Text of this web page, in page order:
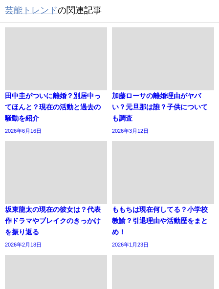
芸能トレンドの関連記事
田中圭がついに離婚？別居中っ
てほんと？現在の活動と過去の
騒動を紹介
2026年6月16日
加藤ローサの離婚理由がヤバ
い？元旦那は誰？子供について
も調査
2026年3月12日
坂東龍太の現在の彼女は？代表
作ドラマやブレイクのきっかけ
を振り返る
2026年2月18日
ももちは現在何してる？小学校
教諭？引退理由や活動歴をまと
め！
2026年1月23日